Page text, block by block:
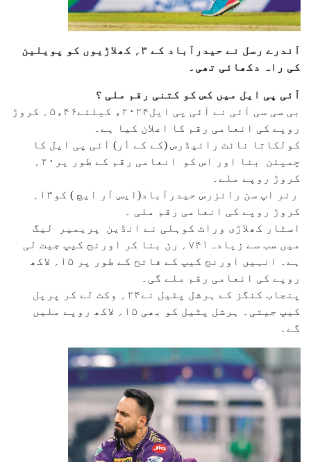
آندرے رسل نے حیدرآباد کے ۳؍ کھلاڑیوں کو پویلین
کی راہ دکھائی تھی۔
آئی پی ایل میں کس کو کتنی رقم ملی ؟
بی سی سی آئی نے آئی پی ایل۲۰۲۴ء کیلئے۴۶ء۵؍ کروڑ
روپے کی انعامی رقم کا اعلان کیا ہے۔
کولکاتا نائٹ رائیڈرس (کے کے آر) آئی پی ایل کا
کروڑ روپے ملے۔
کروڑ روپے کی انعامی رقم ملی ۔
اسٹار کھلاڑی وراٹ کوہلی نے انڈین پریمیر لیگ
میں سب سے زیادہ۷۴۱؍ رن بنا کر اورنج کیپ جیت لی
ہے۔ انہیں اورنج کیپ کے فاتح کے طور پر ۱۵؍ لاکھ
روپے کی انعامی رقم ملے گی۔
پنجاب کنگز کے ہرشل پٹیل نے۲۴؍ وکٹ لے کر پرپل
کیپ جیتی۔ ہرشل پٹیل کو بھی ۱۵؍ لاکھ روپے ملیں
گے۔